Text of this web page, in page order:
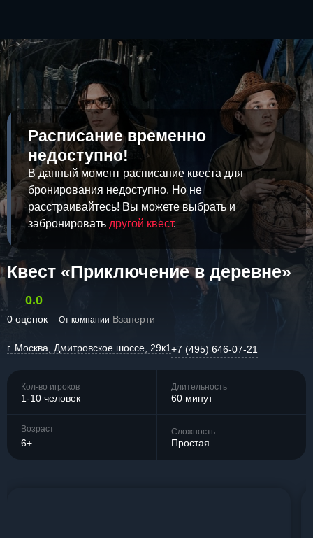
Расписание временно
недоступно!
В данный момент расписание квеста для
бронирования недоступно. Но не
расстраивайтесь! Вы можете выбрать и
забронировать другой квест.
Квест «Приключение в деревне»
0.0
0 оценок От компании Взаперти
г. Москва, Дмитровское шоссе, 29к1+7 (495) 646-07-21
Кол-во игроков
1-10 человек
Длительность
60 минут
Возраст
6+
Сложность
Простая